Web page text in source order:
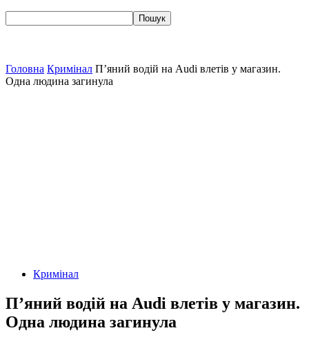
Головна Кримінал П’яний водій на Audi влетів у магазин.
Одна людина загинула
Кримінал
П’яний водій на Audi влетів у магазин.
Одна людина загинула